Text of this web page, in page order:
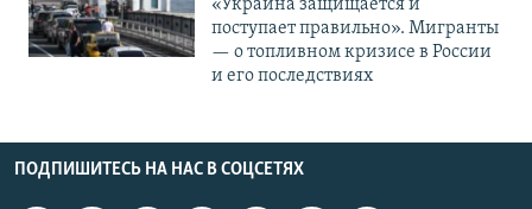
«Украина защищается и
поступает правильно». Мигранты
— о топливном кризисе в России
и его последствиях
ПОДПИШИТЕСЬ НА НАС В СОЦСЕТЯХ